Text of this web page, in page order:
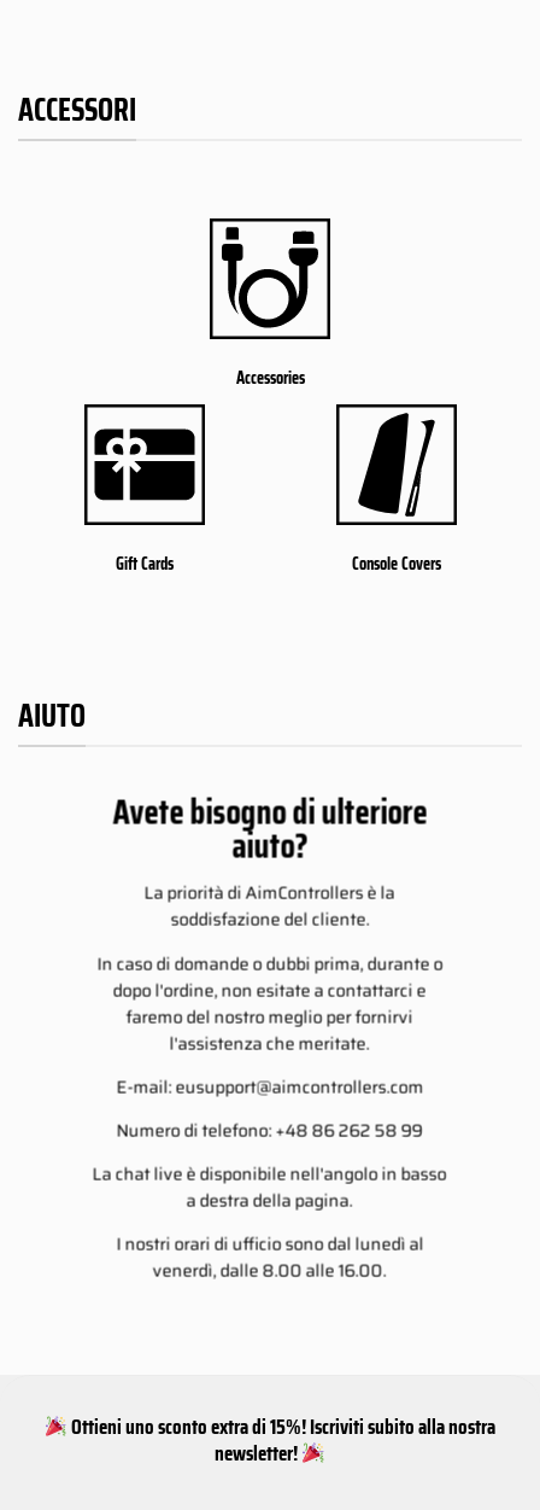
ACCESSORI
Accessories
Gift Cards Console Covers
AIUTO
Avete bisogno di ulteriore
aiuto?
La priorità di AimControllers è la
soddisfazione del cliente.
In caso di domande o dubbi prima, durante o
dopo l'ordine, non esitate a contattarci e
faremo del nostro meglio per fornirvi
l'assistenza che meritate.
E-mail:eusupport@aimcontrollers.com
Numero di telefono: +48 86 262 58 99
La chat live è disponibile nell'angolo in basso
a destra della pagina.
I nostri orari di ufficio sono dal lunedì al
venerdì, dalle 8.00 alle 16.00.
Ottieni uno sconto extra di 15%! Iscriviti subito alla nostra
newsletter!